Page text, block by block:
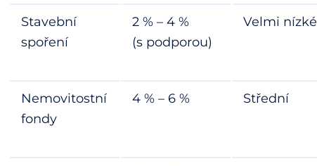
Stavební
spoření
2 % – 4 %
(s podporou)
Velmi nízké
Nemovitostní
fondy
4 % – 6 % Střední